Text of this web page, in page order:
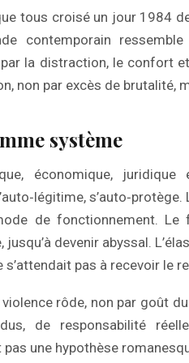
tous croisé un jour 1984
contemporain
la distraction, le confort
non par excès de brutalité,
système
économique,
de fonctionnement.
devenir abyssal.
s’attendait pas à recevoir le
rôde, non par goût
de responsabilité
pas une hypothèse